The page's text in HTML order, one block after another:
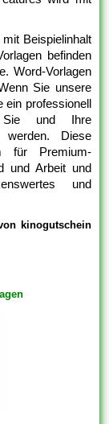
Beispielinhalt
befinden
Word-Vorlagen
Sie unsere
ein professionell
Sie und Ihre
werden. Diese
für Premium-
und Arbeit und
und
kinogutschein